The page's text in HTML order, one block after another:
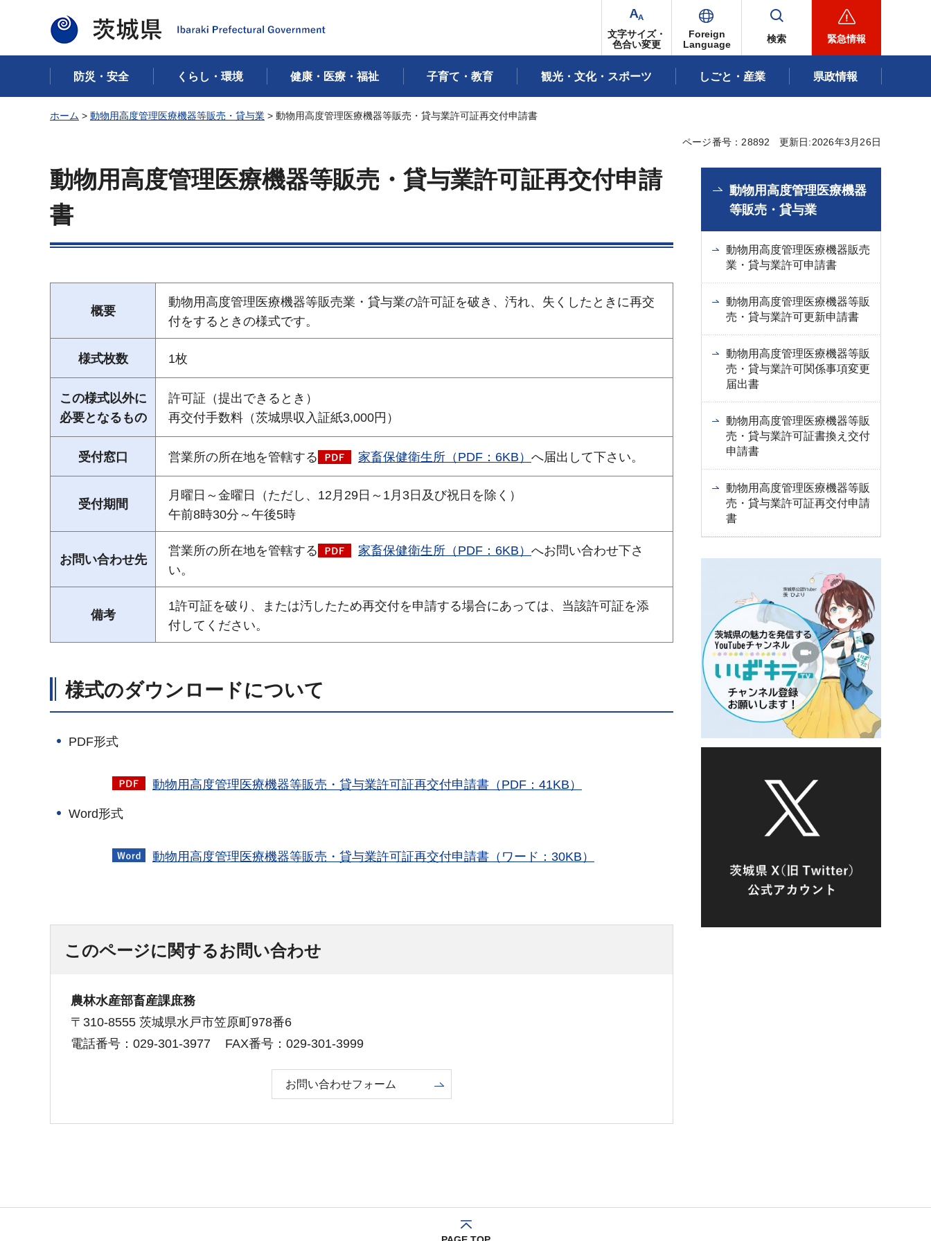
茨城県
文字サイズ・
色合い変更
Foreign
Language
検索 緊急情報
防災・安全 くらし・環境 健康・医療・福祉 子育て・教育 観光・文化・スポーツ しごと・産業 県政情報
ホーム > 動物用高度管理医療機器等販売・貸与業 > 動物用高度管理医療機器等販売・貸与業許可証再交付申請書
ページ番号：28892 更新日:2026年3月26日
動物用高度管理医療機器等販売・貸与業許可証再交付申請
書
概要
動物用高度管理医療機器等販売業・貸与業の許可証を破き、汚れ、失くしたときに再交
付をするときの様式です。
様式枚数 1枚
この様式以外に
必要となるもの
許可証（提出できるとき）
再交付手数料（茨城県収入証紙3,000円）
受付窓口 営業所の所在地を管轄する 家畜保健衛生所（PDF：6KB） へ届出して下さい。
受付期間
月曜日～金曜日（ただし、12月29日～1月3日及び祝日を除く）
午前8時30分～午後5時
お問い合わせ先
営業所の所在地を管轄する 家畜保健衛生所（PDF：6KB） へお問い合わせ下さ
い。
備考
1許可証を破り、または汚したため再交付を申請する場合にあっては、当該許可証を添
付してください。
様式のダウンロードについて
PDF形式
動物用高度管理医療機器等販売・貸与業許可証再交付申請書（PDF：41KB）
Word形式
動物用高度管理医療機器等販売・貸与業許可証再交付申請書（ワード：30KB）
このページに関するお問い合わせ
農林水産部畜産課庶務
〒310-8555 茨城県水戸市笠原町978番6
電話番号：029-301-3977
FAX番号：029-301-3999
お問い合わせフォーム
動物用高度管理医療機器
等販売・貸与業
動物用高度管理医療機器販売
業・貸与業許可申請書
動物用高度管理医療機器等販
売・貸与業許可更新申請書
動物用高度管理医療機器等販
売・貸与業許可関係事項変更
届出書
動物用高度管理医療機器等販
売・貸与業許可証書換え交付
申請書
動物用高度管理医療機器等販
売・貸与業許可証再交付申請
書